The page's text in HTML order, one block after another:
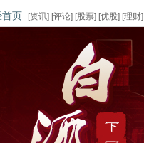
首页 [资讯] [评论] [股票] [优股] [理财